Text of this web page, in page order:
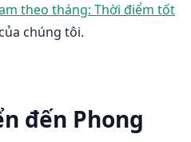
theo tháng: Thời điểm tốt
của chúng tôi.
đến Phong